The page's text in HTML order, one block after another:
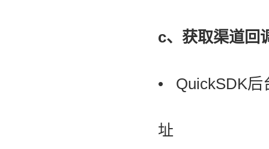
c、获取渠道回
• QuickSDK后
址